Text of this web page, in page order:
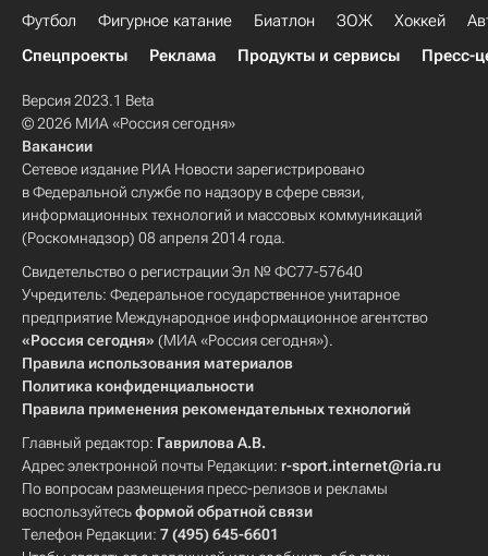
Футбол Фигурное катание Биатлон ЗОЖ Хоккей
Спецпроекты
Реклама Продукты и сервисы Пресс-
Версия 2023.1 Beta
© 2026 МИА «Россия сегодня»
Вакансии
Сетевое издание РИА Новости зарегистрировано
в Федеральной службе по надзору в сфере связи,
информационных технологий и массовых коммуникаций
(Роскомнадзор) 08 апреля 2014 года.
Свидетельство о регистрации Эл № ФС77-57640
Учредитель: Федеральное государственное унитарное
предприятие Международное информационное агентство
«Россия сегодня» (МИА «Россия сегодня»).
Правила использования материалов
Политика конфиденциальности
Правила применения рекомендательных технологий
Главный редактор: Гаврилова А.В.
Адрес электронной почты Редакции: r-sport.internet@ria.ru
По вопросам размещения пресс-релизов и рекламы
воспользуйтесьформой обратной связи
Телефон Редакции: 7 (495) 645-6601